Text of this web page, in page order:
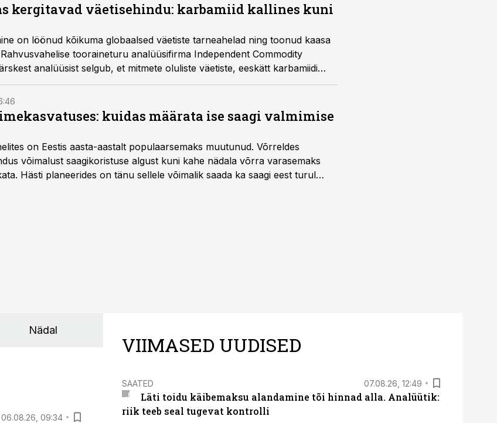
kergitavad väetisehindu: karbamiid kallines kuni
on löönud kõikuma globaalsed väetiste tarneahelad ning toonud kaasa
tooraineturu analüüsifirma Independent Commodity
analüüsist selgub, et mitmete oluliste väetiste, eeskätt karbamiidi
tõusnud ning turul valitseb suur ebakindlus.
kuidas määrata ise saagi valmimise
on Eestis aasta-aastalt populaarsemaks muutunud. Võrreldes
võimalust saagikoristuse algust kuni kahe nädala võrra varasemaks
Hästi planeerides on tänu sellele võimalik saada ka saagi eest turul
Nädal
06.08.26, 09:34
VIIMASED UUDISED
SAATED 07.08.26, 12:49
Läti toidu käibemaksu alandamine tõi hinnad alla. Analüütik:
riik teeb seal tugevat kontrolli